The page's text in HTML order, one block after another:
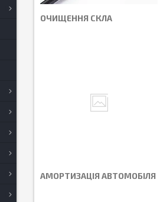
ОЧИЩЕННЯ СКЛА
АМОРТИЗАЦІЯ АВТОМОБІЛЯ